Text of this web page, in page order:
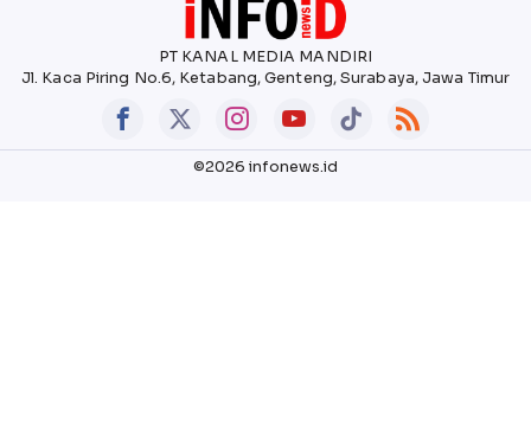
PT KANAL MEDIA MANDIRI
Jl. Kaca Piring No.6, Ketabang, Genteng, Surabaya, Jawa Timur
©2026 infonews.id